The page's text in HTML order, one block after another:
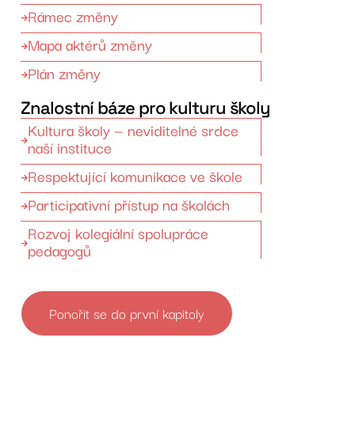
Rámec změny
Mapa aktérů změny
Plán změny
Znalostní báze pro kulturu školy
Kultura školy — neviditelné srdce
naší instituce
Respektující komunikace ve škole
Participativní přístup na školách
Rozvoj kolegiální spolupráce
pedagogů
Ponořit se do první kapitoly